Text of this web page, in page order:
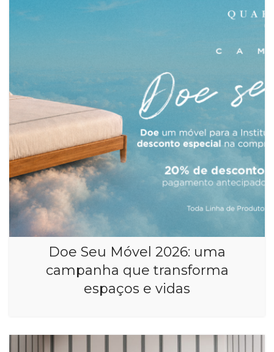
Doe Seu Móvel 2026: uma
campanha que transforma
espaços e vidas